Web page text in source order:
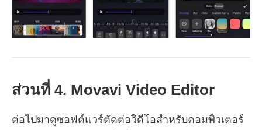
ส่วนที่ 4. Movavi Video Editor
ต่อไปมาดูซอฟต์แวร์ตัดต่อวิดีโอสำหรับคอมพิวเตอร์